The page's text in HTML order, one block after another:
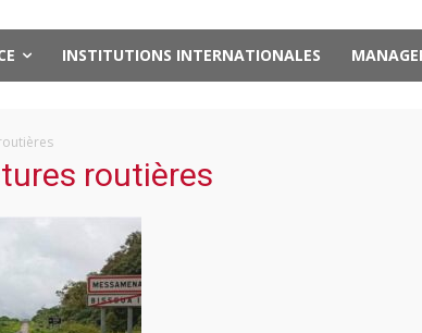
INSTITUTIONS INTERNATIONALES
routières